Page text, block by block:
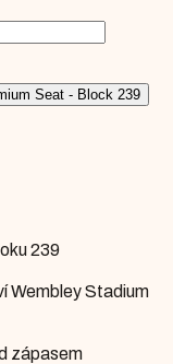
Seat - Block 239
239
Wembley Stadium
zápasem